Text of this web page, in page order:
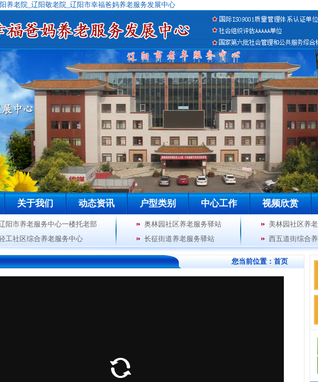
养老院_辽阳敬老院_辽阳市幸福爸妈养老服务发展中心
关于我们 动态资讯 户型类别 中心工作 视频欣赏
阳市养老服务中心一楼托老部
工社区综合养老服务中心
奥林园社区养老服务驿站
长征街道养老服务驿站
美林园社区养
西五道街综合
您当前位置： 首页